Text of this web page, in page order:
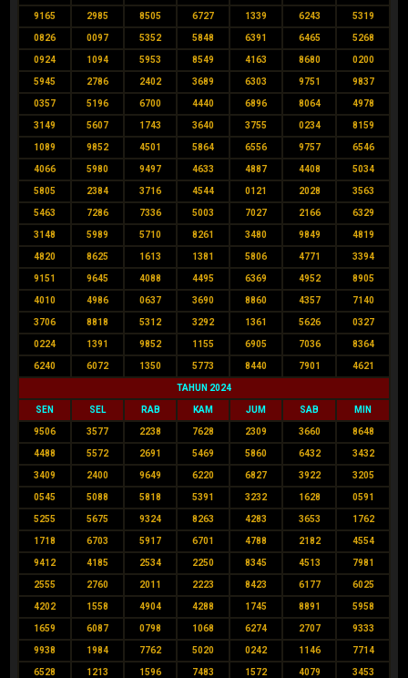
9165 2985 8505 6727 1339 6243 5319
0826 0097 5352 5848 6391 6465 5268
0924 1094 5953 8549 4163 8680 0200
5945 2786 2402 3689 6303 9751 9837
0357 5196 6700 4440 6896 8064 4978
3149 5607 1743 3640 3755 0234 8159
1089 9852 4501 5864 6556 9757 6546
4066 5980 9497 4633 4887 4408 5034
5805 2384 3716 4544 0121 2028 3563
5463 7286 7336 5003 7027 2166 6329
3148 5989 5710 8261 3480 9849 4819
4820 8625 1613 1381 5806 4771 3394
9151 9645 4088 4495 6369 4952 8905
4010 4986 0637 3690 8860 4357 7140
3706 8818 5312 3292 1361 5626 0327
0224 1391 9852 1155 6905 7036 8364
6240 6072 1350 5773 8440 7901 4621
TAHUN 2024
SEN SEL RAB KAM JUM SAB MIN
9506 3577 2238 7628 2309 3660 8648
4488 5572 2691 5469 5860 6432 3432
3409 2400 9649 6220 6827 3922 3205
0545 5088 5818 5391 3232 1628 0591
5255 5675 9324 8263 4283 3653 1762
1718 6703 5917 6701 4788 2182 4554
9412 4185 2534 2250 8345 4513 7981
2555 2760 2011 2223 8423 6177 6025
4202 1558 4904 4288 1745 8891 5958
1659 6087 0798 1068 6274 2707 9333
9938 1984 7762 5020 0242 1146 7714
6528 1213 1596 7483 1572 4079 3453